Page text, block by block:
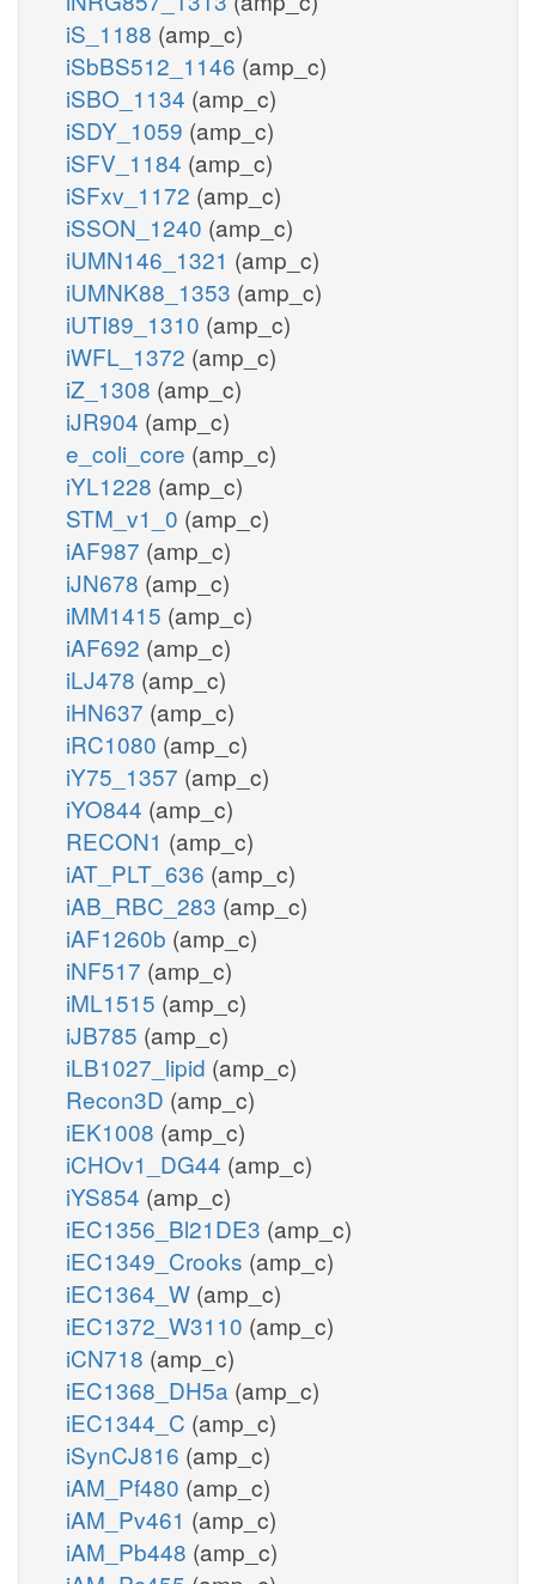
iS_1188 (amp_c)
iSbBS512_1146 (amp_c)
iSBO_1134 (amp_c)
iSDY_1059 (amp_c)
iSFV_1184 (amp_c)
iSFxv_1172 (amp_c)
iSSON_1240 (amp_c)
iUMN146_1321 (amp_c)
iUMNK88_1353 (amp_c)
iUTI89_1310 (amp_c)
iWFL_1372 (amp_c)
iZ_1308 (amp_c)
iJR904 (amp_c)
e_coli_core (amp_c)
iYL1228 (amp_c)
STM_v1_0 (amp_c)
iAF987 (amp_c)
iJN678 (amp_c)
iMM1415 (amp_c)
iAF692 (amp_c)
iLJ478 (amp_c)
iHN637 (amp_c)
iRC1080 (amp_c)
iY75_1357 (amp_c)
iYO844 (amp_c)
RECON1 (amp_c)
iAT_PLT_636 (amp_c)
iAB_RBC_283 (amp_c)
iAF1260b (amp_c)
iNF517 (amp_c)
iML1515 (amp_c)
iJB785 (amp_c)
iLB1027_lipid (amp_c)
Recon3D (amp_c)
iEK1008 (amp_c)
iCHOv1_DG44 (amp_c)
iYS854 (amp_c)
iEC1356_Bl21DE3 (amp_c)
iEC1349_Crooks (amp_c)
iEC1364_W (amp_c)
iEC1372_W3110 (amp_c)
iCN718 (amp_c)
iEC1368_DH5a (amp_c)
iEC1344_C (amp_c)
iSynCJ816 (amp_c)
iAM_Pf480 (amp_c)
iAM_Pv461 (amp_c)
iAM_Pb448 (amp_c)